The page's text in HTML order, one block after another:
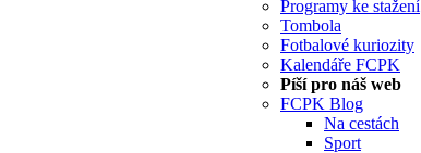
Programy ke stažení
Tombola
Fotbalové kuriozity
Kalendáře FCPK
Píší pro náš web
FCPK Blog
Na cestách
Sport